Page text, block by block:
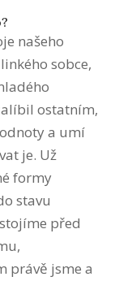
našeho
sobce,
ostatním,
a umí
je. Už
formy
stavu
před
právě jsme a